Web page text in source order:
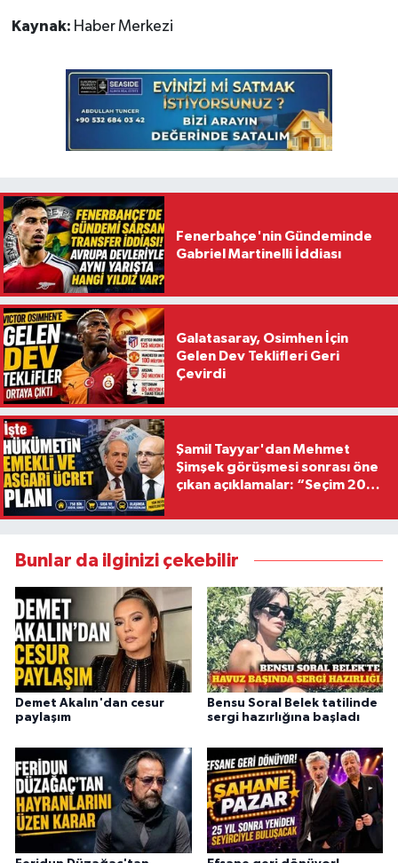
Kaynak: Haber Merkezi
Fenerbahçe'nin Gündeminde
Gabriel Martinelli İddiası
Galatasaray, Osimhen İçin
Gelen Dev Teklifleri Geri
Çevirdi
Şamil Tayyar'dan Mehmet
Şimşek görüşmesi sonrası öne
çıkan açıklamalar: “Seçim 2028
Bunlar da ilginizi çekebilir
Demet Akalın'dan cesur
paylaşım
Bensu Soral Belek tatilinde
sergi hazırlığına başladı